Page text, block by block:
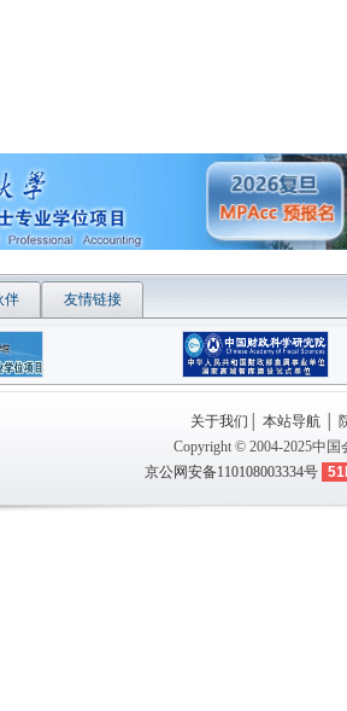
伴 友情链接
关于我们 本站导航│
Copyright © 2004-2025中国
京公网安备110108003334号